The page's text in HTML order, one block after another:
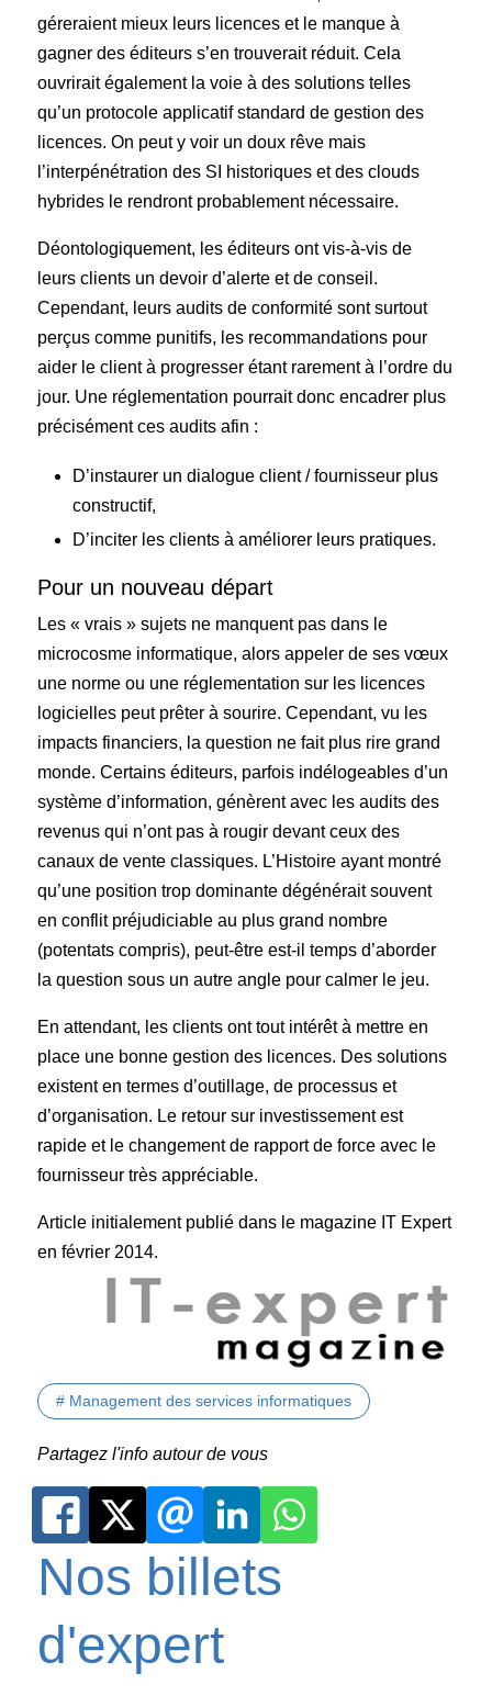
géreraient mieux leurs licences et le manque à
gagner des éditeurs s’en trouverait réduit. Cela
ouvrirait également la voie à des solutions telles
qu’un protocole applicatif standard de gestion des
licences. On peut y voir un doux rêve mais
l’interpénétration des SI historiques et des clouds
hybrides le rendront probablement nécessaire.
Déontologiquement, les éditeurs ont vis-à-vis de
leurs clients un devoir d’alerte et de conseil.
Cependant, leurs audits de conformité sont surtout
perçus comme punitifs, les recommandations pour
aider le client à progresser étant rarement à l’ordre du
jour. Une réglementation pourrait donc encadrer plus
précisément ces audits afin :
D’instaurer un dialogue client / fournisseur plus
constructif,
D’inciter les clients à améliorer leurs pratiques.
Pour un nouveau départ
Les « vrais » sujets ne manquent pas dans le
microcosme informatique, alors appeler de ses vœux
une norme ou une réglementation sur les licences
logicielles peut prêter à sourire. Cependant, vu les
impacts financiers, la question ne fait plus rire grand
monde. Certains éditeurs, parfois indélogeables d’un
système d’information, génèrent avec les audits des
revenus qui n’ont pas à rougir devant ceux des
canaux de vente classiques. L’Histoire ayant montré
qu’une position trop dominante dégénérait souvent
en conflit préjudiciable au plus grand nombre
(potentats compris), peut-être est-il temps d’aborder
la question sous un autre angle pour calmer le jeu.
En attendant, les clients ont tout intérêt à mettre en
place une bonne gestion des licences. Des solutions
existent en termes d’outillage, de processus et
d’organisation. Le retour sur investissement est
rapide et le changement de rapport de force avec le
fournisseur très appréciable.
Article initialement publié dans le magazine IT Expert
en février 2014.
# Management des services informatiques
Partagez l'info autour de vous
Nos billets
d'expert